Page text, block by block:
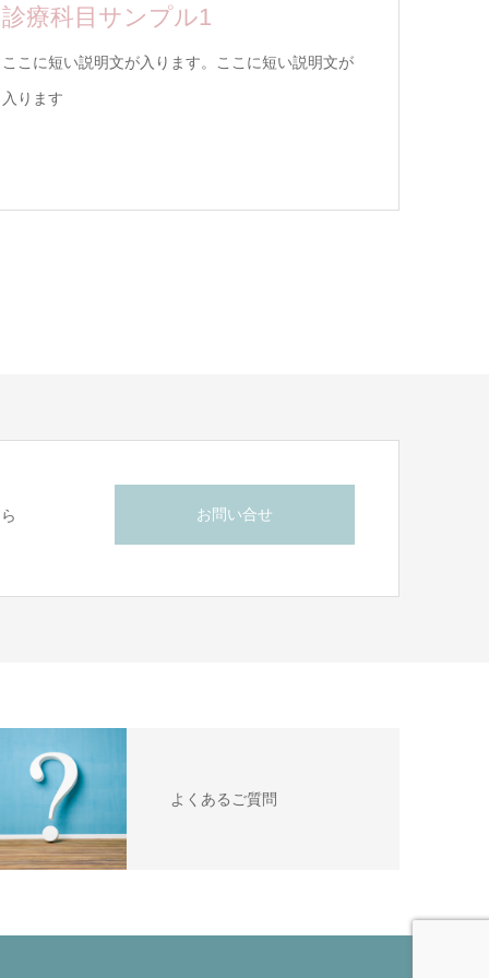
診療科目サンプル1
ここに短い説明文が入ります。ここに短い説明文が
入ります
お問い合せ
よくあるご質問